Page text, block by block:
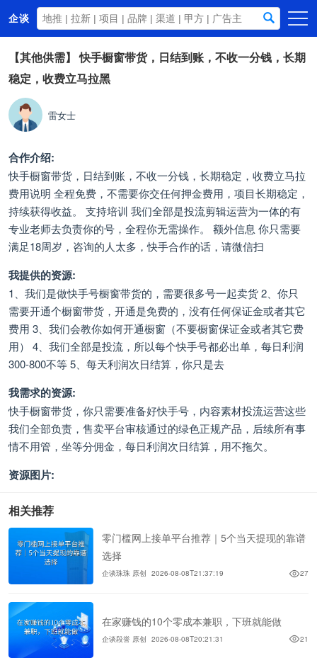
企谈
首页
商务资源
资讯动态
关于我们
【其他供需】 快手橱窗带货，日结到账，不收一分钱，长期
稳定，收费立马拉黑
雷女士
合作介绍:
快手橱窗带货，日结到账，不收一分钱，长期稳定，收费立马拉
费用说明 全程免费，不需要你交任何押金费用，项目长期稳定，
持续获得收益。 支持培训 我们全部是投流剪辑运营为一体的有
专业老师去负责你的号，全程你无需操作。 额外信息 你只需要
满足18周岁，咨询的人太多，快手合作的话，请微信扫
我提供的资源:
1、我们是做快手号橱窗带货的，需要很多号一起卖货 2、你只
需要开通个橱窗带货，开通是免费的，没有任何保证金或者其它
费用 3、我们会教你如何开通橱窗（不要橱窗保证金或者其它费
用） 4、我们全部是投流，所以每个快手号都必出单，每日利润
300-800不等 5、每天利润次日结算，你只是去
我需求的资源:
快手橱窗带货，你只需要准备好快手号，内容素材投流运营这些
我们全部负责，售卖平台审核通过的绿色正规产品，后续所有事
情不用管，坐等分佣金，每日利润次日结算，用不拖欠。
资源图片:
相关推荐
零门槛网上接单平台推荐｜5个当天提现的靠谱
选择
企谈珠珠 原创 2026-08-08T21:37:19 27
在家赚钱的10个零成本兼职，下班就能做
企谈段誉 原创 2026-08-08T20:21:31 21